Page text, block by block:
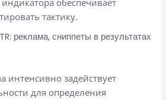
обеспечивает
тактику.
реклама, сниппеты в результатах
интенсивно задействует
для определения